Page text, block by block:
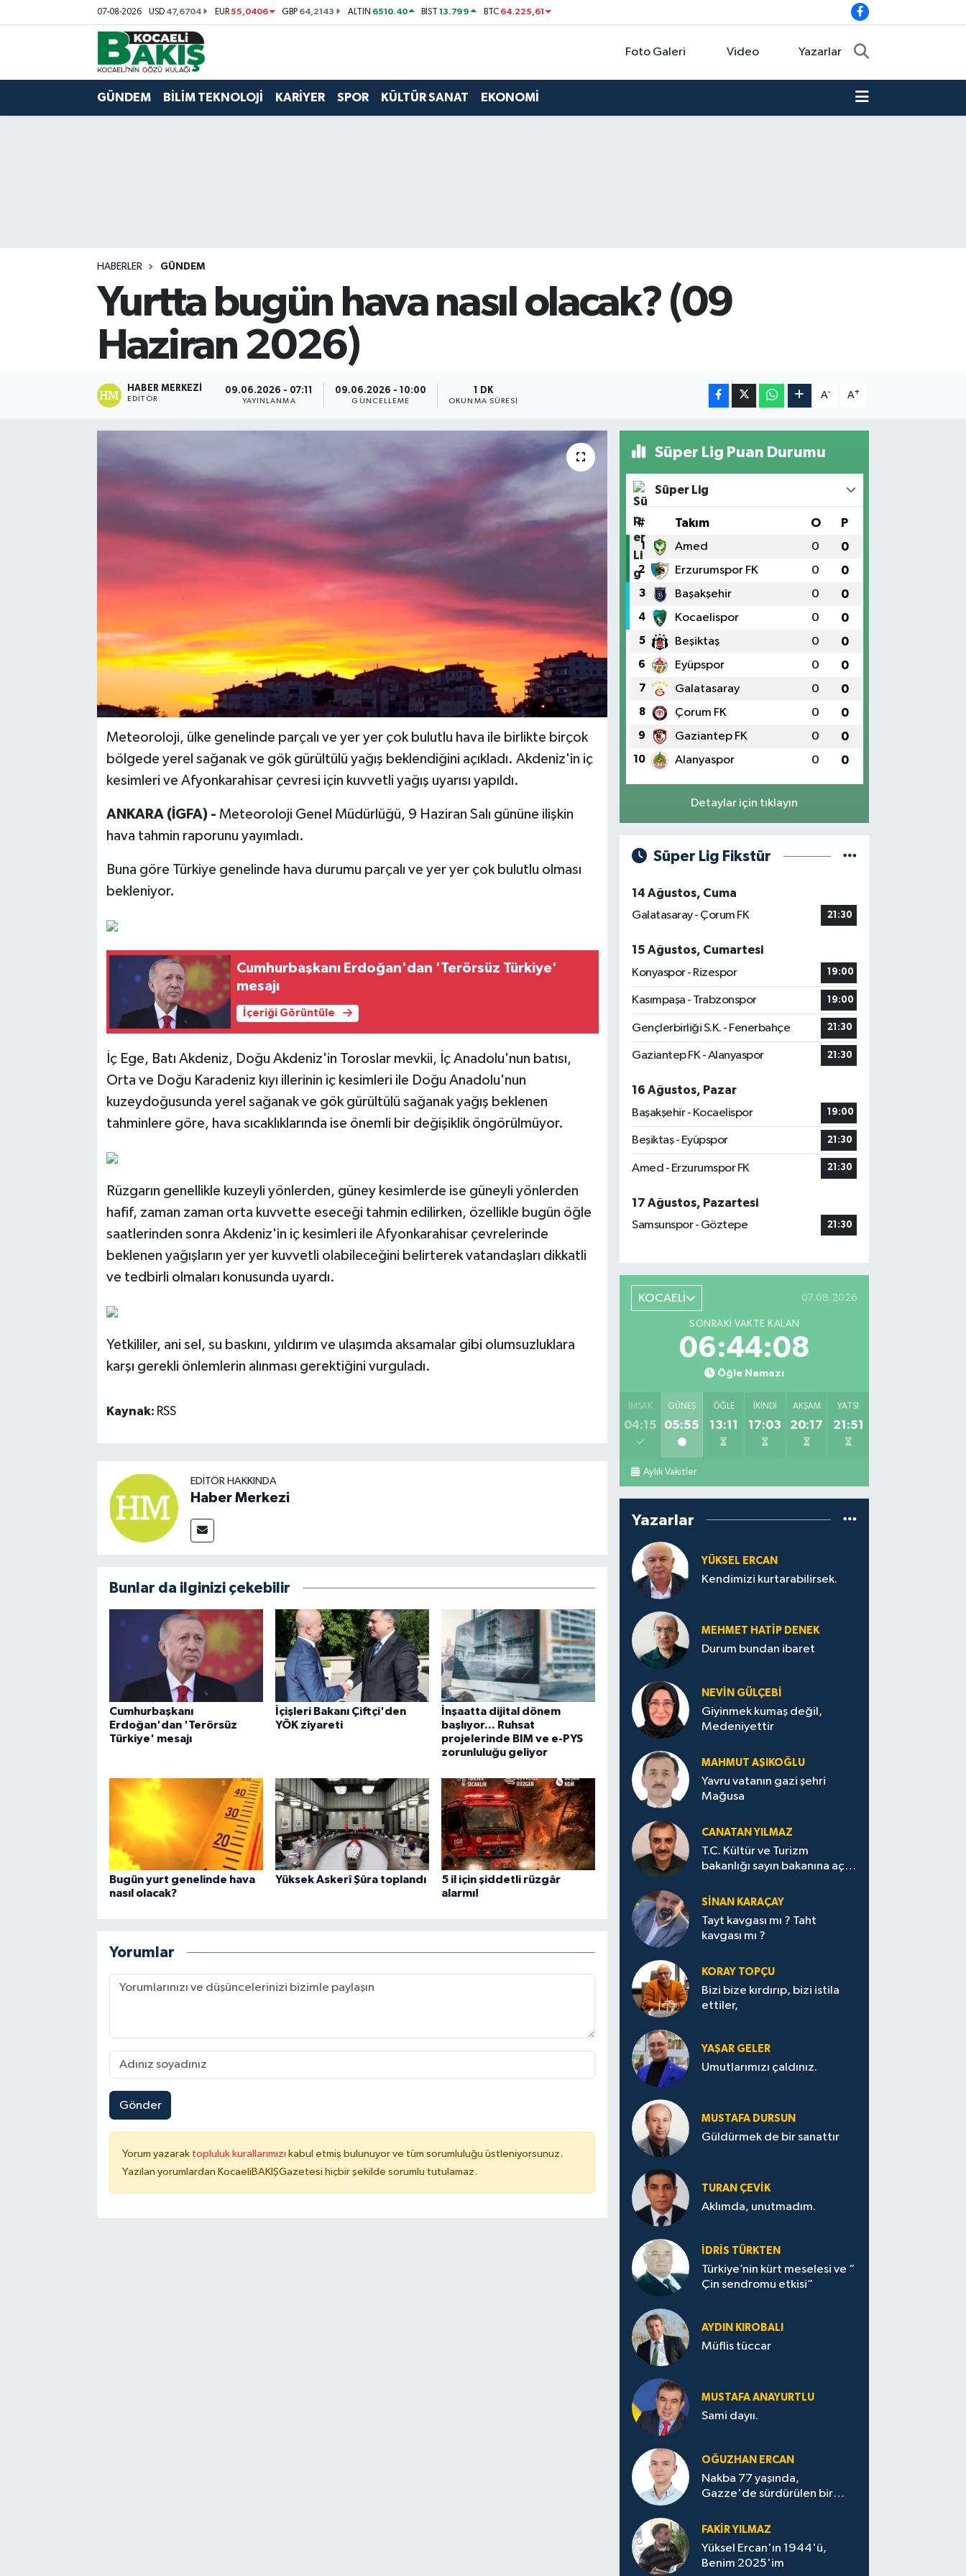
07-08-2026 USD 47,6704 EUR55,0406 GBP 64,2143 ALTIN 6510.40 BİST13.799 BTC 64.225,61
Foto Galeri Video Yazarlar
GÜNDEM BİLİM TEKNOLOJİ KARİYER SPOR KÜLTÜR SANAT EKONOMİ
HABERLER GÜNDEM
Yurtta bugün hava nasıl olacak? (09
Haziran 2026)
HABER MERKEZI
EDITÖR
09.06.2026 - 07:11
YAYINLANMA
09.06.2026 - 10:00
GÜNCELLEME
1 DK
OKUNMA SÜRESI
A- A+
Meteoroloji, ülke genelinde parçalı ve yer yer çok bulutlu hava ile birlikte birçok
bölgede yerel sağanak ve gök gürültülü yağış beklendiğini açıkladı. Akdeniz'in iç
kesimleri ve Afyonkarahisar çevresi için kuvvetli yağış uyarısı yapıldı.
ANKARA (İGFA) - Meteoroloji Genel Müdürlüğü, 9 Haziran Salı gününe ilişkin
hava tahmin raporunu yayımladı.
Buna göre Türkiye genelinde hava durumu parçalı ve yer yer çok bulutlu olması
bekleniyor.
Cumhurbaşkanı Erdoğan'dan 'Terörsüz Türkiye'
mesajı
İçeriği Görüntüle
İç Ege, Batı Akdeniz, Doğu Akdeniz'in Toroslar mevkii, İç Anadolu'nun batısı,
Orta ve Doğu Karadeniz kıyı illerinin iç kesimleri ile Doğu Anadolu'nun
kuzeydoğusunda yerel sağanak ve gök gürültülü sağanak yağış beklenen
tahminlere göre, hava sıcaklıklarında ise önemli bir değişiklik öngörülmüyor.
Rüzgarın genellikle kuzeyli yönlerden, güney kesimlerde ise güneyli yönlerden
hafif, zaman zaman orta kuvvette eseceği tahmin edilirken, özellikle bugün öğle
saatlerinden sonra Akdeniz'in iç kesimleri ile Afyonkarahisar çevrelerinde
beklenen yağışların yer yer kuvvetli olabileceğini belirterek vatandaşları dikkatli
ve tedbirli olmaları konusunda uyardı.
Yetkililer, ani sel, su baskını, yıldırım ve ulaşımda aksamalar gibi olumsuzluklara
karşı gerekli önlemlerin alınması gerektiğini vurguladı.
Kaynak: RSS
EDITÖR HAKKINDA
Haber Merkezi
Bunlar da ilginizi çekebilir
Cumhurbaşkanı
Erdoğan'dan 'Terörsüz
Türkiye' mesajı
İçişleri Bakanı Çiftçi'den
YÖK ziyareti
İnşaatta dijital dönem
başlıyor... Ruhsat
projelerinde BIM ve e-PYS
zorunluluğu geliyor
Bugün yurt genelinde hava
nasıl olacak?
Yüksek Askerî Şûra toplandı
5 il için şiddetli rüzgâr
alarmı!
Yorumlar
Gönder
Yorum yazarak topluluk kurallarımızı kabul etmiş bulunuyor ve tüm sorumluluğu üstleniyorsunuz.
Yazılan yorumlardan KocaeliBAKIŞGazetesi hiçbir şekilde sorumlu tutulamaz.
Süper Lig Puan Durumu
Süper Lig
# Takım O P
1 Amed 0 0
2 Erzurumspor FK 0 0
3 Başakşehir 0 0
4 Kocaelispor 0 0
5 Beşiktaş 0 0
6 Eyüpspor 0 0
7 Galatasaray 0 0
8 Çorum FK 0 0
9 Gaziantep FK 0 0
10 Alanyaspor 0 0
Detaylar için tıklayın
Süper Lig Fikstür
14 Ağustos, Cuma
Galatasaray - Çorum FK
21:30
15 Ağustos, Cumartesi
Konyaspor - Rizespor
19:00
Kasımpaşa - Trabzonspor 19:00
Gençlerbirliği S.K. - Fenerbahçe 21:30
Gaziantep FK - Alanyaspor 21:30
16 Ağustos, Pazar
Başakşehir - Kocaelispor
19:00
Beşiktaş - Eyüpspor 21:30
Amed - Erzurumspor FK 21:30
17 Ağustos, Pazartesi
Samsunspor - Göztepe
21:30
KOCAELİ 07.08.2026
SONRAKI VAKTE KALAN
06:44:07
Öğle Namazı
İMSAK
04:15
GÜNEŞ
05:55
ÖĞLE
13:11
İKINDI
17:03
AKŞAM
20:17
YATSI
21:51
Aylık Vakitler
Yazarlar
YÜKSEL ERCAN
Kendimizi kurtarabilirsek.
MEHMET HATİP DENEK
Durum bundan ibaret
NEVİN GÜLÇEBİ
Giyinmek kumaş değil,
Medeniyettir
MAHMUT AŞIKOĞLU
Yavru vatanın gazi şehri
Mağusa
CANATAN YILMAZ
T.C. Kültür ve Turizm
bakanlığı sayın bakanına açık
SİNAN KARAÇAY
Tayt kavgası mı ? Taht
kavgası mı ?
KORAY TOPÇU
Bizi bize kırdırıp, bizi istila
ettiler,
YAŞAR GELER
Umutlarımızı çaldınız.
MUSTAFA DURSUN
Güldürmek de bir sanattır
TURAN ÇEVİK
Aklımda, unutmadım.
İDRİS TÜRKTEN
Türkiye’nin kürt meselesi ve “
Çin sendromu etkisi”
AYDIN KIROBALI
Müflis tüccar
MUSTAFA ANAYURTLU
Sami dayıı.
OĞUZHAN ERCAN
Nakba 77 yaşında,
Gazze'de sürdürülen bir
FAKİR YILMAZ
Yüksel Ercan'ın 1944'ü,
Benim 2025'im
Kocaeli Nöbetçi Eczaneler
Kocaeli Hava Durumu